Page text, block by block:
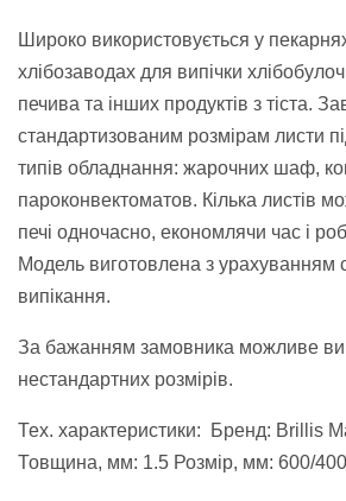
Широко використовується у
хлібозаводах для випічки
печива та інших продуктів з тіста.
стандартизованим розмірам листи
типів обладнання: жарочних шаф,
пароконвектоматов. Кілька листів
печі одночасно, економлячи час і
Модель виготовлена з урахуванням
випікання.
За бажанням замовника можливе
нестандартних розмірів.
Тех. характеристики: Бренд: Brillis
Товщина, мм: 1.5 Розмір, мм: 600/400